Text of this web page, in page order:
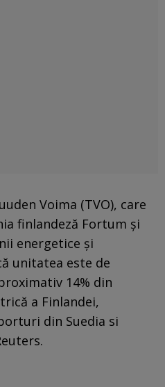
Voima (TVO), care
finlandeză Fortum şi
energetice şi
unitatea este de
14% din
a Finlandei,
din Suedia si